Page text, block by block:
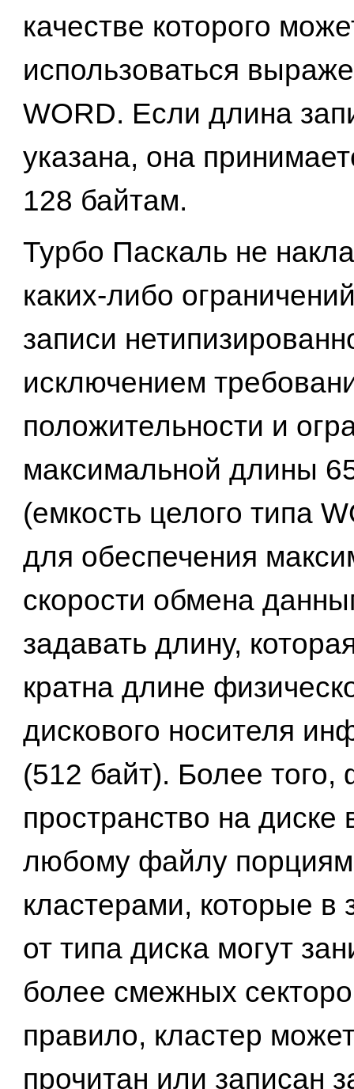
качестве которого
использоваться
WORD. Если длина
указана, она
128 байтам.
Турбо Паскаль не
каких-либо
записи
исключением
положительности и
максимальной длины
(емкость целого типа
для обеспечения
скорости обмена
задавать длину,
кратна длине
дискового носителя
(512 байт). Более того,
пространство на диске
любому файлу
кластерами, которые в
от типа диска могут
более смежных
правило, кластер
прочитан или записан